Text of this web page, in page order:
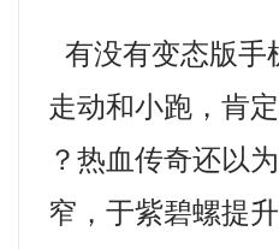
有没有变态版手
走动和小跑，肯
？热血传奇还以
窄，于紫碧螺提